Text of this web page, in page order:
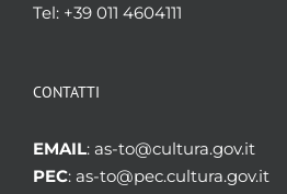
Tel: +39 011 4604111
CONTATTI
EMAIL: as-to@cultura.gov.it
PEC: as-to@pec.cultura.gov.it